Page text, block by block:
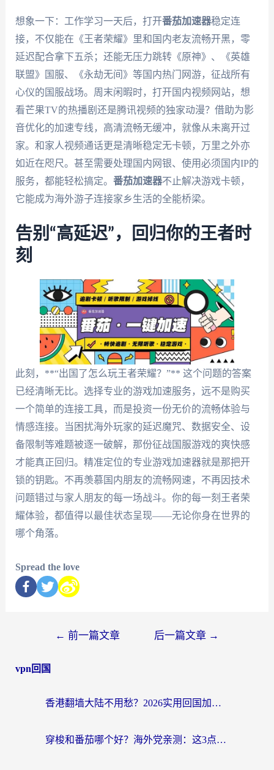
想象一下：工作学习一天后，打开番茄加速器稳定连
接，不仅能在《王者荣耀》里和国内老友流畅开黑，零
延迟配合拿下五杀；还能无压力跳转《原神》、《英雄
联盟》国服、《永劫无间》等国内热门网游，征战所有
心仪的国服战场。周末闲暇时，打开国内视频网站，想
看芒果TV的热播剧还是腾讯视频的独家动漫？借助为影
音优化的加速专线，高清流畅无缓冲，就像从未离开过
家。和家人视频通话更是清晰稳定无卡顿，万里之外亦
如近在咫尺。甚至需要处理国内网银、使用必须国内IP的
服务，都能轻松搞定。 番茄加速器不止解决游戏卡顿，
它能成为海外游子连接家乡生活的全能桥梁。
告别“高延迟”，回归你的王者时
刻
此刻，**“出国了怎么玩王者荣耀？”** 这个问题的答案
已经清晰无比。选择专业的游戏加速服务，远不是购买
一个简单的连接工具，而是投资一份无价的流畅体验与
情感连接。当困扰海外玩家的延迟魔咒、数据安全、设
备限制等难题被逐一破解，那份征战国服游戏的爽快感
才能真正回归。精准定位的专业游戏加速器就是那把开
锁的钥匙。不再羡慕国内朋友的流畅网速，不再因技术
问题错过与家人朋友的每一场战斗。你的每一刻王者荣
耀体验，都值得以最佳状态呈现——无论你身在世界的
哪个角落。
Spread the love
← 前一篇文章 后一篇文章 →
vpn回国
香港翻墙大陆不用愁？2026实用回国加速器指南：从选到用一步到位
穿梭和番茄哪个好？海外党亲测：这3点帮你选对回国加速器